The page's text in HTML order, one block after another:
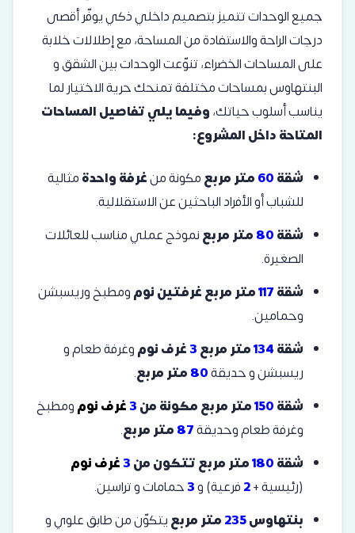
جميع الوحدات تتميز بتصميم داخلي ذكي يوفّر أقصى
درجات الراحة والاستفادة من المساحة، مع إطلالات خلابة
على المساحات الخضراء، تنوّعت الوحدات بين الشقق و
البنتهاوس بمساحات مختلفة تمنحك حرية الاختيار لما
يناسب أسلوب حياتك،وفيما يلي تفاصيل المساحات
المتاحة داخل المشروع:
شقة60متر مربعمكونة منغرفة واحدةمثالية
للشباب أو الأفراد الباحثين عن الاستقلالية.
شقة80متر مربعنموذج عملي مناسب للعائلات
الصغيرة.
شقة117متر مربع غرفتيننومومطبخ وريسبشن
وحمامين.
شقة134متر مربع3غرف نوموغرفة طعام و
ريسبشن و حديقة80متر مربع.
شقة150متر مربع مكونة من3غرف نومومطبخ
وغرفة طعام وحديقة87متر مربع.
شقة180متر مربع تتكون من3غرف نوم
(رئيسية +2فرعية) و3حمامات و تراسين.
بنتهاوس235متر مربعيتكوّن من طابق علوي و